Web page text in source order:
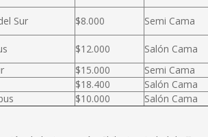
Sur $8.000 Semi Cama
$12.000 Salón Cama
$15.000 Semi Cama
$18.400 Salón Cama
$10.000 Salón Cama